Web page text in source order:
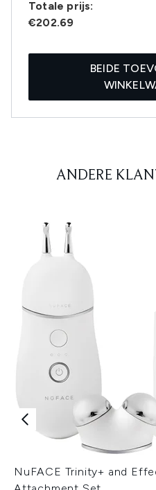
Totale prijs:
€202.69
BEIDE
ANDERE
NuFACE Trinity+ and